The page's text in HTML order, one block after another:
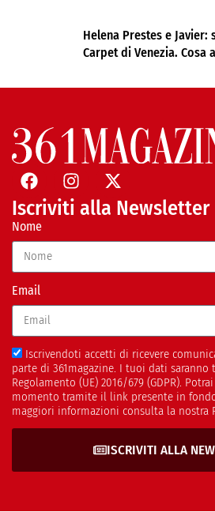
Helena Prestes e Javier:
Carpet di Venezia. Cosa
Iscriviti alla Newsletter
Nome
Email
Iscrivendoti accetti di ricevere
parte di 361magazine. I tuoi dati
Regolamento (UE) 2016/679 (GDPR).
momento tramite il link presente in
maggiori informazioni consulta la nostra
ISCRIVITI ALLA